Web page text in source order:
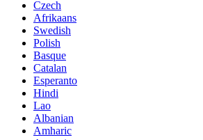
Czech
Afrikaans
Swedish
Polish
Basque
Catalan
Esperanto
Hindi
Lao
Albanian
Amharic